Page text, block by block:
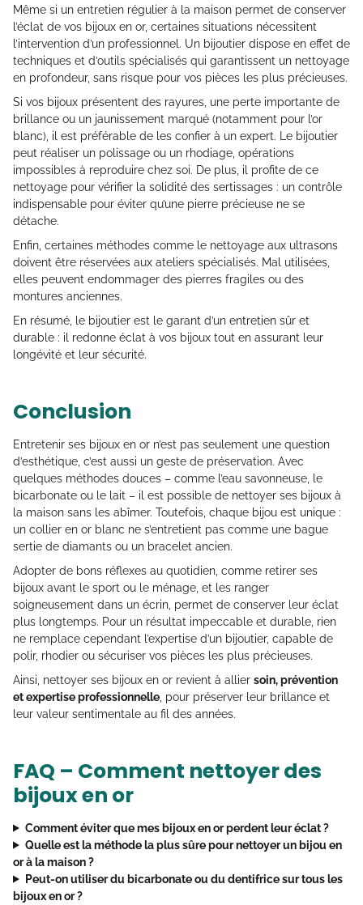
Même si un entretien régulier à la maison permet de conserver
l’éclat de vos bijoux en or, certaines situations nécessitent
l’intervention d’un professionnel. Un bijoutier dispose en effet de
techniques et d’outils spécialisés qui garantissent un nettoyage
en profondeur, sans risque pour vos pièces les plus précieuses.
Si vos bijoux présentent des rayures, une perte importante de
brillance ou un jaunissement marqué (notamment pour l’or
blanc), il est préférable de les confier à un expert. Le bijoutier
peut réaliser un polissage ou un rhodiage, opérations
impossibles à reproduire chez soi. De plus, il profite de ce
nettoyage pour vérifier la solidité des sertissages : un contrôle
indispensable pour éviter qu’une pierre précieuse ne se
détache.
Enfin, certaines méthodes comme le nettoyage aux ultrasons
doivent être réservées aux ateliers spécialisés. Mal utilisées,
elles peuvent endommager des pierres fragiles ou des
montures anciennes.
En résumé, le bijoutier est le garant d’un entretien sûr et
durable : il redonne éclat à vos bijoux tout en assurant leur
longévité et leur sécurité.
Conclusion
Entretenir ses bijoux en or n’est pas seulement une question
d’esthétique, c’est aussi un geste de préservation. Avec
quelques méthodes douces – comme l’eau savonneuse, le
bicarbonate ou le lait – il est possible de nettoyer ses bijoux à
la maison sans les abîmer. Toutefois, chaque bijou est unique :
un collier en or blanc ne s’entretient pas comme une bague
sertie de diamants ou un bracelet ancien.
Adopter de bons réflexes au quotidien, comme retirer ses
bijoux avant le sport ou le ménage, et les ranger
soigneusement dans un écrin, permet de conserver leur éclat
plus longtemps. Pour un résultat impeccable et durable, rien
ne remplace cependant l’expertise d’un bijoutier, capable de
polir, rhodier ou sécuriser vos pièces les plus précieuses.
Ainsi, nettoyer ses bijoux en or revient à allier soin, prévention
et expertise professionnelle , pour préserver leur brillance et
leur valeur sentimentale au fil des années.
FAQ – Comment nettoyer des
bijoux en or
Comment éviter que mes bijoux en or perdent leur éclat ?
Quelle est la méthode la plus sûre pour nettoyer un bijou en
or à la maison ?
Peut-on utiliser du bicarbonate ou du dentifrice sur tous les
bijoux en or ?